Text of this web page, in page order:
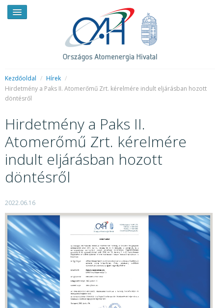
HÍREK
RENDKÍVÜLI HÍREK
SAJTÓSZOBA
HIRDETMÉNYEK
BEMUTATKOZÁS
FELADATOK
KÖZÉRDEKŰ ADATOK
JOGI SZABÁLYOZÁS, ÚTMUTATÓK
KIADVÁNYOK, JELENTÉSEK
NYOMTATVÁNYOK, SZOFTVEREK
E-ÜGYINTÉZÉS
Kezdőoldal / Hírek /
Hirdetmény a Paks II. Atomerőmű Zrt. kérelmére indult eljárásban hozott
döntésről
Hirdetmény a Paks II.
Atomerőmű Zrt. kérelmére
indult eljárásban hozott
döntésről
2022.06.16